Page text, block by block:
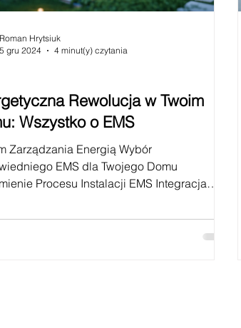
Rewolucja w Twoim
Wszystko o EMS
Zarządzania Energią Wybór
EMS dla Twojego Domu
Procesu Instalacji EMS Integracja
Roman Hrytsiuk
5 gru 2024
4 minut(y) czytania